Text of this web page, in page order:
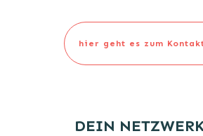
hier geht es zum
DEIN